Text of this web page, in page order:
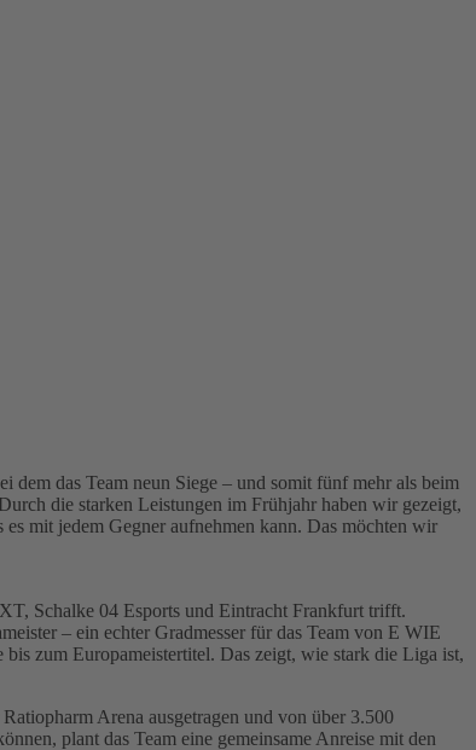
das Team neun Siege – und somit fünf mehr als beim
die starken Leistungen im Frühjahr haben wir gezeigt,
es mit jedem Gegner aufnehmen kann. Das möchten wir
Schalke 04 Esports und Eintracht Frankfurt trifft.
– ein echter Gradmesser für das Team von E WIE
zum Europameistertitel. Das zeigt, wie stark die Liga ist,
Arena ausgetragen und von über 3.500
plant das Team eine gemeinsame Anreise mit den